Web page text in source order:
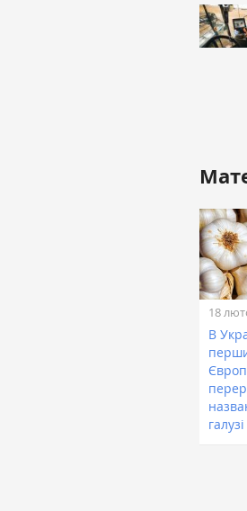
18
В
галузі